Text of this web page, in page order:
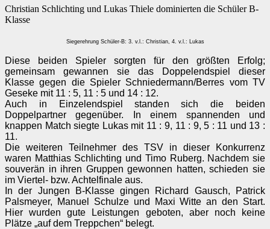
Christian Schlichting und Lukas Thiele dominierten die Schüler B-
Klasse
Siegerehrung Schüler-B: 3. v.l.: Christian, 4. v.l.: Lukas
Diese beiden Spieler sorgten für den größten Erfolg;
gemeinsam gewannen sie das Doppelendspiel dieser
Klasse gegen die Spieler Schniedermann/Berres vom TV
Geseke mit 11 : 5, 11 : 5 und 14 : 12.
Auch in Einzelendspiel standen sich die beiden
Doppelpartner gegenüber. In einem spannenden und
knappen Match siegte Lukas mit 11 : 9, 11 : 9, 5 : 11 und 13 :
11.
Die weiteren Teilnehmer des TSV in dieser Konkurrenz
waren Matthias Schlichting und Timo Ruberg. Nachdem sie
souverän in ihren Gruppen gewonnen hatten, schieden sie
im Viertel- bzw. Achtelfinale aus.
In der Jungen B-Klasse gingen Richard Gausch, Patrick
Palsmeyer, Manuel Schulze und Maxi Witte an den Start.
Hier wurden gute Leistungen geboten, aber noch keine
Plätze „auf dem Treppchen“ belegt.